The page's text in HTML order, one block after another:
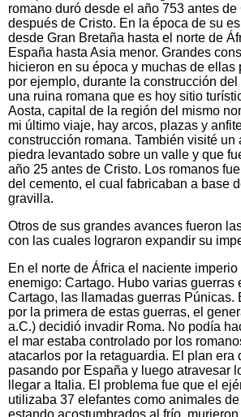
romano duró desde el año 753 antes
después de Cristo. En la época de su
desde Gran Bretaña hasta el norte de
España hasta Asia menor. Grandes
hicieron en su época y muchas de ellas
por ejemplo, durante la construcción
una ruina romana que es hoy sitio
Aosta, capital de la región del mismo
mi último viaje, hay arcos, plazas y
construcción romana. También visité un
piedra levantado sobre un valle y que
año 25 antes de Cristo. Los romanos
del cemento, el cual fabricaban a base
gravilla.
Otros de sus grandes avances fueron
con las cuales lograron expandir su
En el norte de África el naciente
enemigo: Cartago. Hubo varias guerras
Cartago, las llamadas guerras Púnicas.
por la primera de estas guerras, el
a.C.) decidió invadir Roma. No podía
el mar estaba controlado por los
atacarlos por la retaguardia. El plan era
pasando por España y luego atravesar
llegar a Italia. El problema fue que el
utilizaba 37 elefantes como animales
estando acostumbrados al frío,